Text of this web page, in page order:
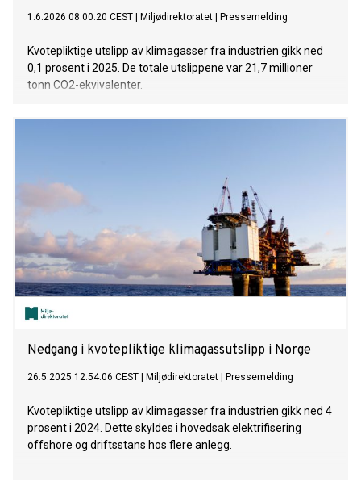
1.6.2026 08:00:20 CEST Miljødirektoratet Pressemelding
Kvotepliktige utslipp av klimagasser fra industrien gikk ned
0,1 prosent i 2025. De totale utslippene var 21,7 millioner
tonn CO2-ekvivalenter.
Nedgang i kvotepliktige klimagassutslipp i Norge
26.5.2025 12:54:06 CEST Miljødirektoratet Pressemelding
Kvotepliktige utslipp av klimagasser fra industrien gikk ned 4
prosent i 2024. Dette skyldes i hovedsak elektrifisering
offshore og driftsstans hos flere anlegg.